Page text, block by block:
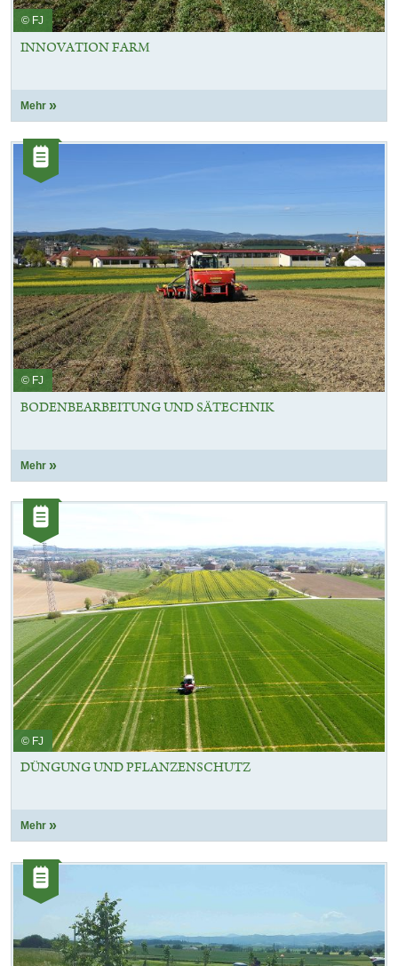
© FJ
INNOVATION FARM
Mehr
Kategorie:
Artikel
© FJ
BODENBEARBEITUNG UND SÄTECHNIK
Mehr
Kategorie:
Artikel
© FJ
DÜNGUNG UND PFLANZENSCHUTZ
Mehr
Kategorie:
Artikel